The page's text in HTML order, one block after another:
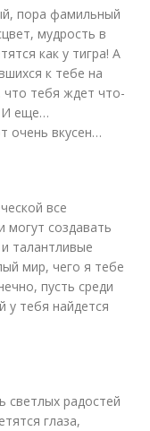
пора фамильный
мудрость в
как у тигра! А
к тебе на
что тебя ждет что-
И еще…
очень вкусен…
все
создавать
талантливые
мир, чего я тебе
пусть среди
у тебя найдется
светлых радостей
глаза,